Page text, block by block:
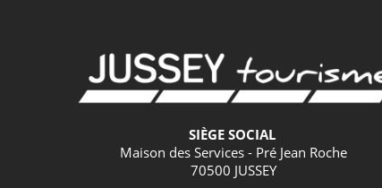
SIÈGE SOCIAL
Maison des Services - Pré Jean Roche
70500 JUSSEY